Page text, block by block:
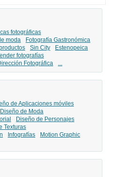
fotográficas
moda
Fotografía Gastronómica
Sin City
Estenopeica
fotografías
Fotográfica ...
de Aplicaciones móviles
Diseño de Moda
Diseño de Personajes
Texturas
Infografías
Motion Graphic